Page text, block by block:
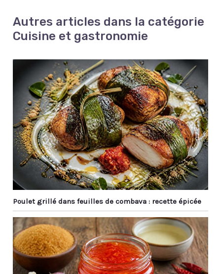
Autres articles dans la catégorie
Cuisine et gastronomie
Poulet grillé dans feuilles de combava : recette épicée